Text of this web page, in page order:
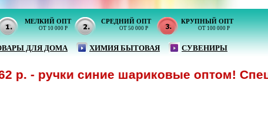
МЕЛКИЙ ОПТ
ОТ 10 000 Р
СРЕДНИЙ ОПТ
ОТ 50 000 Р
КРУПНЫЙ ОПТ
ОТ 100 000 Р
ДЛЯ ДОМА ХИМИЯ БЫТОВАЯ СУВЕНИРЫ
- ручки синие шариковые оптом!